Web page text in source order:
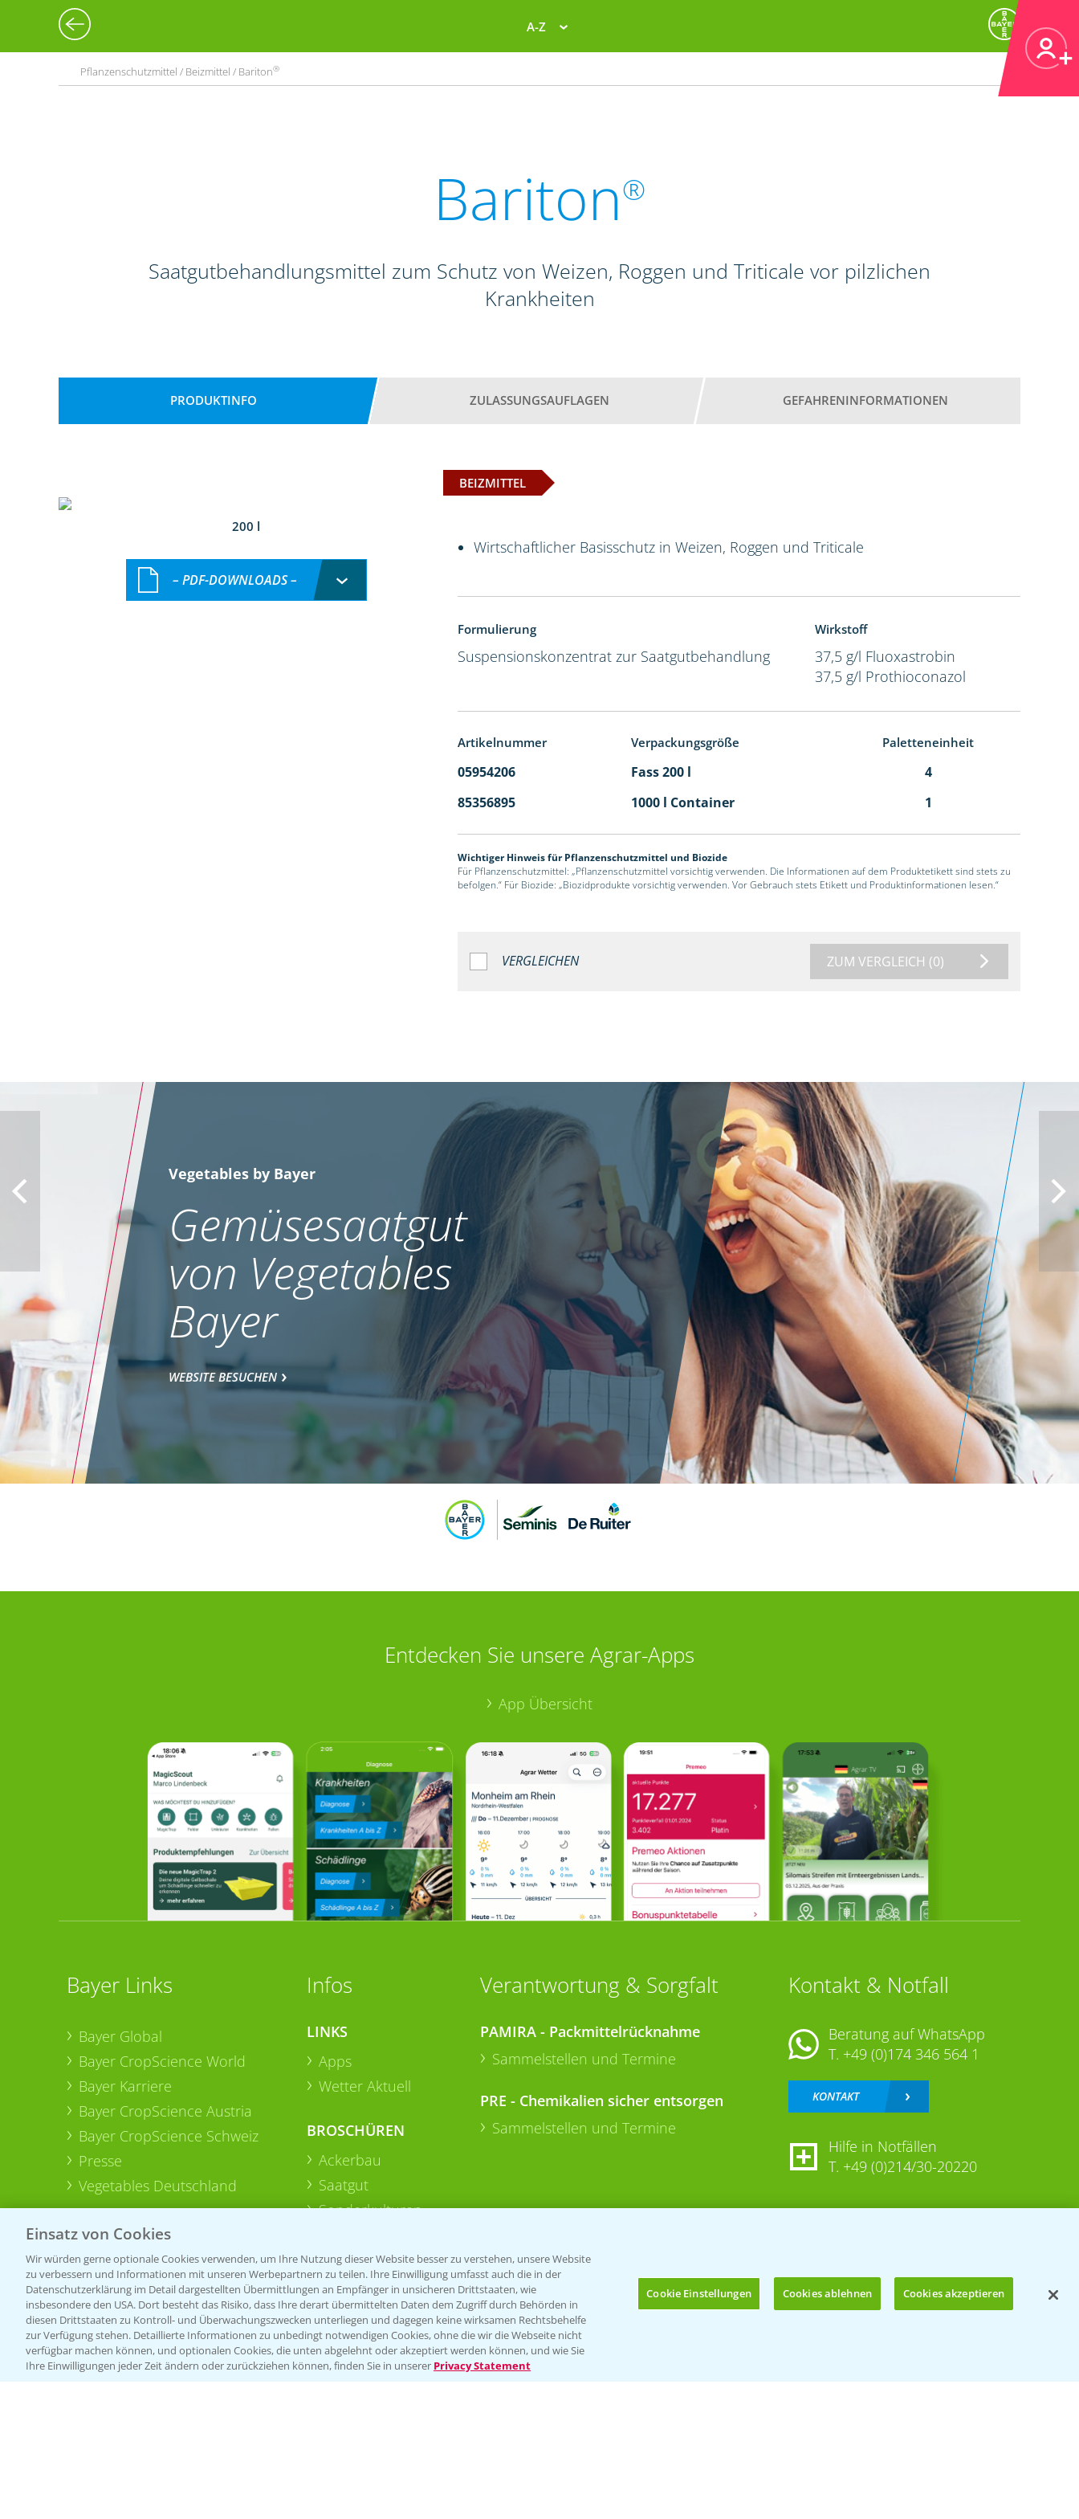
A-Z
Pflanzenschutzmittel / Beizmittel / Bariton®
Bariton®
Saatgutbehandlungsmittel zum Schutz von Weizen, Roggen und Triticale vor pilzlichen
Krankheiten
PRODUKTINFO ZULASSUNGSAUFLAGEN GEFAHRENINFORMATIONEN
BEIZMITTEL
200 l
– PDF-DOWNLOADS –
Wirtschaftlicher Basisschutz in Weizen, Roggen und Triticale
Formulierung
Suspensionskonzentrat zur Saatgutbehandlung
Wirkstoff
37,5 g/l Fluoxastrobin
37,5 g/l Prothioconazol
Artikelnummer Verpackungsgröße Paletteneinheit
05954206 Fass 200 l
4
85356895
1000 l Container 1
Wichtiger Hinweis für Pflanzenschutzmittel und Biozide
Für Pflanzenschutzmittel: „Pflanzenschutzmittel vorsichtig verwenden. Die Informationen auf dem Produktetikett sind stets zu
befolgen.“ Für Biozide: „Biozidprodukte vorsichtig verwenden. Vor Gebrauch stets Etikett und Produktinformationen lesen.“
VERGLEICHEN ZUM VERGLEICH (0)
Bis zu 4 Produkte vergleichen:
Vegetables by Bayer
Gemüsesaatgut
von Vegetables
Bayer
WEBSITE BESUCHEN
Entdecken Sie unsere Agrar-Apps
App Übersicht
Bayer Links
Bayer Global
Bayer CropScience World
Bayer Karriere
Bayer CropScience Austria
Bayer CropScience Schweiz
Presse
Vegetables Deutschland
Infos
LINKS
Apps
Wetter Aktuell
BROSCHÜREN
Ackerbau
Saatgut
Sonderkulturen
Verantwortung & Sorgfalt
PAMIRA - Packmittelrücknahme
Sammelstellen und Termine
PRE - Chemikalien sicher entsorgen
Sammelstellen und Termine
Kontakt & Notfall
Beratung auf WhatsApp
T. +49 (0)174 346 564 1
KONTAKT
Hilfe in Notfällen
T. +49 (0)214/30-20220
Folgen Sie uns
Einsatz von Cookies
Wir würden gerne optionale Cookies verwenden, um Ihre Nutzung dieser Website besser zu verstehen, unsere Website
zu verbessern und Informationen mit unseren Werbepartnern zu teilen. Ihre Einwilligung umfasst auch die in der
Datenschutzerklärung im Detail dargestellten Übermittlungen an Empfänger in unsicheren Drittstaaten, wie
insbesondere den USA. Dort besteht das Risiko, dass Ihre derart übermittelten Daten dem Zugriff durch Behörden in
diesen Drittstaaten zu Kontroll- und Überwachungszwecken unterliegen und dagegen keine wirksamen Rechtsbehelfe
zur Verfügung stehen. Detaillierte Informationen zu unbedingt notwendigen Cookies, ohne die wir die Webseite nicht
verfügbar machen können, und optionalen Cookies, die unten abgelehnt oder akzeptiert werden können, und wie Sie
Ihre Einwilligungen jeder Zeit ändern oder zurückziehen können, finden Sie in unserer Privacy Statement
Cookie Einstellungen Cookies ablehnen Cookies akzeptieren